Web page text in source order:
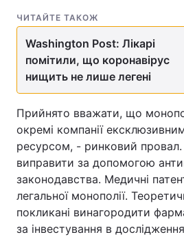
ЧИТАЙТЕ ТАКОЖ
Washington Post: Лікарі
помітили, що коронавірус
нищить не лише легені
Прийнято вважати, що
окремі компанії
ресурсом, - ринковий
виправити за допомогою
законодавства. Медичні
легальної монополії.
покликані винагородити
за інвестування в